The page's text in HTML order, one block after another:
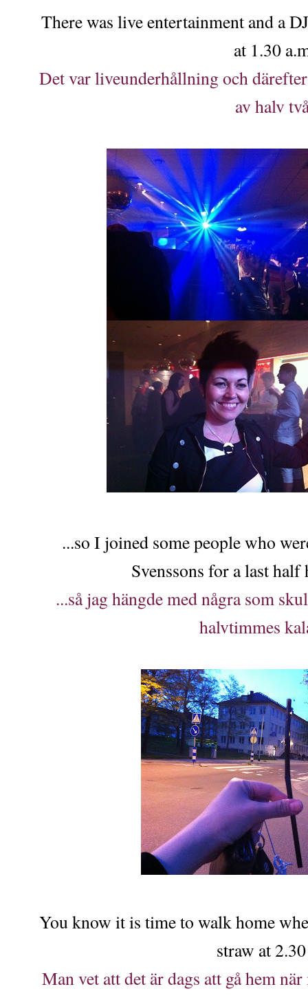
There was live entertainment and a
at 1.30
Det var liveunderhållning och
av halv
...so I joined some people who
Svenssons for a last
...så jag hängde med några som
halvtimmes
You know it is time to walk home
straw at
Man vet att det är dags att gå hem